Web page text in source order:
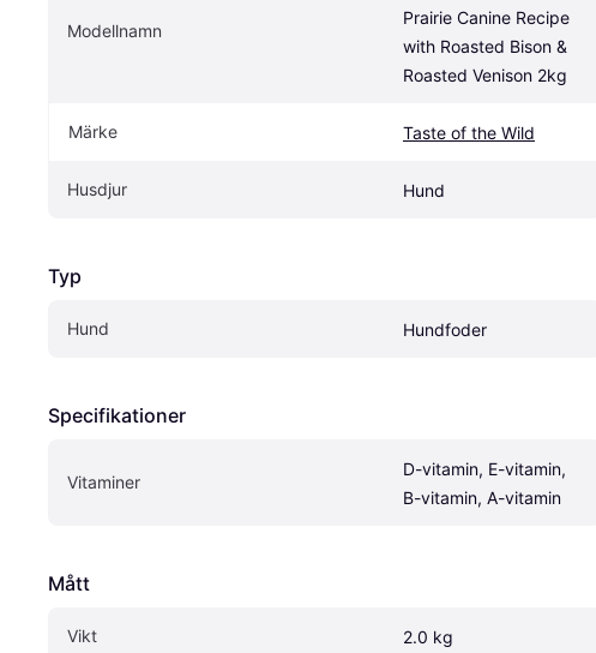
Modellnamn
Prairie Canine Recipe
with Roasted Bison &
Roasted Venison 2kg
Märke Taste of the Wild
Husdjur Hund
Typ
Hund Hundfoder
Specifikationer
Vitaminer
D-vitamin, E-vitamin,
B-vitamin, A-vitamin
Mått
Vikt 2.0 kg